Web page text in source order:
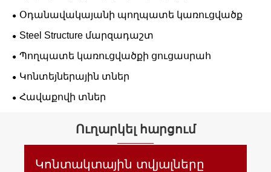
կառուցվածք
Օդանավակայանի պողպատե կառուցվածք
Steel Structure մարզադաշտ
Պողպատե կառուցվածքի ցուցասրահ
Կոնտեյներային տներ
Հավաքովի տներ
Ուղարկել հարցում
Կոնտակտային տվյալները